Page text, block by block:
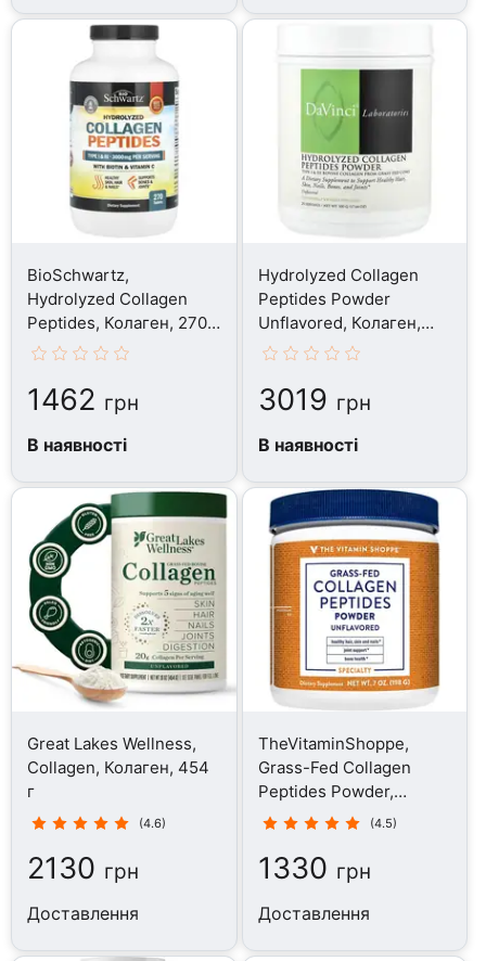
BioSchwartz,
Hydrolyzed Collagen
Peptides, Колаген, 270
таблеток
1462 грн
В наявності
Hydrolyzed Collagen
Peptides Powder
Unflavored, Колаген,
500 г
3019 грн
В наявності
Great Lakes Wellness,
Collagen, Колаген, 454
г
(4.6)
2130 грн
Доставлення
TheVitaminShoppe,
Grass-Fed Collagen
Peptides Powder,
Колаген, 198 г
(4.5)
1330 грн
Доставлення